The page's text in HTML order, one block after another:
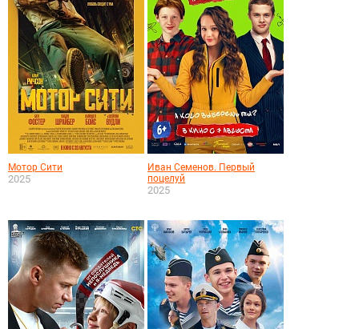
Мотор Сити
2025
Иван Семенов. Первый
поцелуй
2025